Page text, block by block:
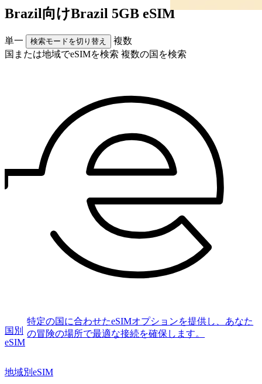
Brazil向けBrazil 5GB eSIM
単一 検索モードを切り替え
複数
国または地域でeSIMを検索 複数の国を検索
国別
eSIM
特定の国に合わせたeSIMオプションを提供し、あなた
の冒険の場所で最適な接続を確保します。
地域別eSIM